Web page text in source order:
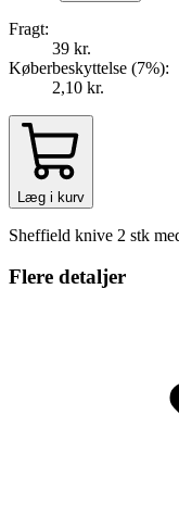
Fragt:
39 kr.
Køberbeskyttelse (7%):
2,10 kr.
Læg i kurv
Sheffield knive 2 stk
Flere detaljer